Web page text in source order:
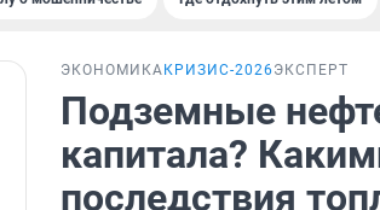
ЭКОНОМИКА КРИЗИС-2026ЭКСПЕРТ
Подземные
капитала?
последствия